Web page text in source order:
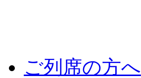
ご列席の方へ